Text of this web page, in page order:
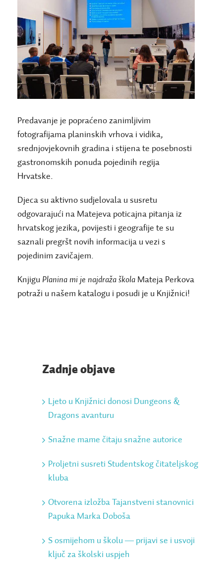
Predavanje je popraćeno zanimljivim
fotografijama planinskih vrhova i vidika,
srednjovjekovnih gradina i stijena te posebnosti
gastronomskih ponuda pojedinih regija
Hrvatske.
Djeca su aktivno sudjelovala u susretu
odgovarajući na Matejeva poticajna pitanja iz
hrvatskog jezika, povijesti i geografije te su
saznali pregršt novih informacija u vezi s
pojedinim zavičajem.
Knjigu Planina mi je najdraža škola Mateja Perkova
potraži u našem katalogu i posudi je u Knjižnici!
Zadnje objave
Ljeto u Knjižnici donosi Dungeons &
Dragons avanturu
Snažne mame čitaju snažne autorice
Proljetni susreti Studentskog čitateljskog
kluba
Otvorena izložba Tajanstveni stanovnici
Papuka Marka Doboša
S osmijehom u školu ― prijavi se i usvoji
ključ za školski uspjeh